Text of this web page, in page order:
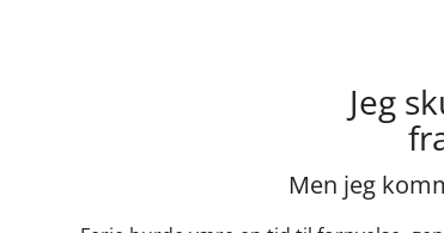
Jeg
Men jeg